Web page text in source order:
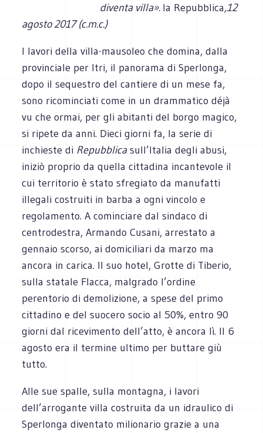
diventa villa». la Repubblica,12
agosto 2017 (c.m.c.)
I lavori della villa-mausoleo che domina, dalla
provinciale per Itri, il panorama di Sperlonga,
dopo il sequestro del cantiere di un mese fa,
sono ricominciati come in un drammatico déjà
vu che ormai, per gli abitanti del borgo magico,
si ripete da anni. Dieci giorni fa, la serie di
inchieste di Repubblicasull’Italia degli abusi,
iniziò proprio da quella cittadina incantevole il
cui territorio è stato sfregiato da manufatti
illegali costruiti in barba a ogni vincolo e
regolamento. A cominciare dal sindaco di
centrodestra, Armando Cusani, arrestato a
gennaio scorso, ai domiciliari da marzo ma
ancora in carica. Il suo hotel, Grotte di Tiberio,
sulla statale Flacca, malgrado l’ordine
perentorio di demolizione, a spese del primo
cittadino e del suocero socio al 50%, entro 90
giorni dal ricevimento dell’atto, è ancora lì. Il 6
agosto era il termine ultimo per buttare giù
tutto.
Alle sue spalle, sulla montagna, i lavori
dell’arrogante villa costruita da un idraulico di
Sperlonga diventato milionario grazie a una